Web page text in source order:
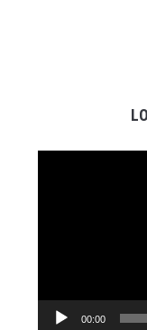
00:00